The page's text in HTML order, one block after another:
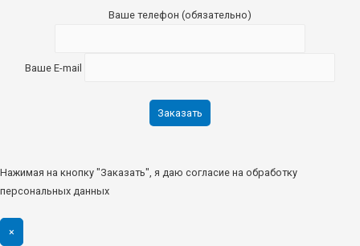
Ваше телефон (обязательно)
Ваше E-mail
Нажимая на кнопку "Заказать", я даю согласие на обработку
персональных данных
×